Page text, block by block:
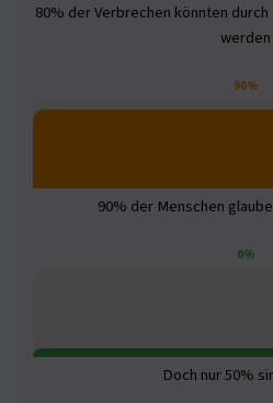
80% der Verbrechen könnten
werden
90%
90% der Menschen
0%
Doch nur 50%